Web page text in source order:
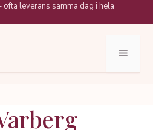
leverans samma dag i hela
Meny